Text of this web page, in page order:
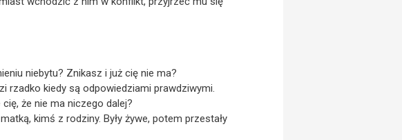
niebytu? Znikasz i już cię nie ma?
rzadko kiedy są odpowiedziami prawdziwymi.
że nie ma niczego dalej?
kimś z rodziny. Były żywe, potem przestały